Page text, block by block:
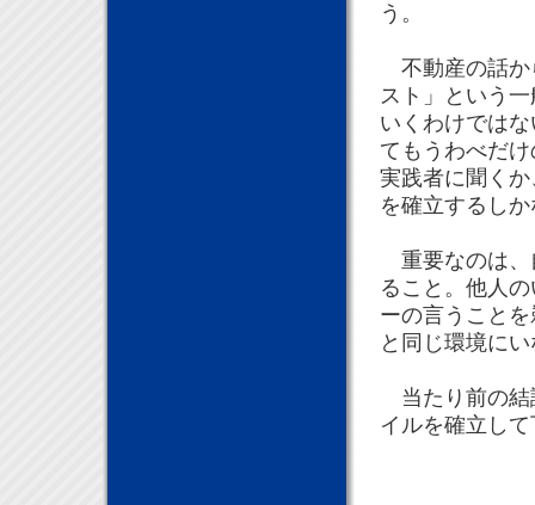
う。
不動産の話か
スト」という
いくわけでは
てもうわべだ
実践者に聞く
を確立するし
重要なのは、
ること。他人
ーの言うこと
と同じ環境に
当たり前の結
イルを確立し